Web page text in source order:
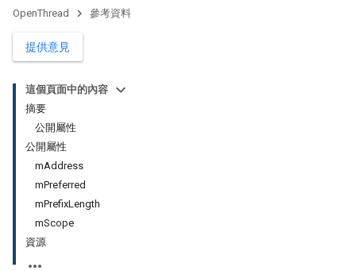
OpenThread 參考資料
提供意見
這個頁面中的內容
摘要
公開屬性
公開屬性
mAddress
mPreferred
mPrefixLength
mScope
資源